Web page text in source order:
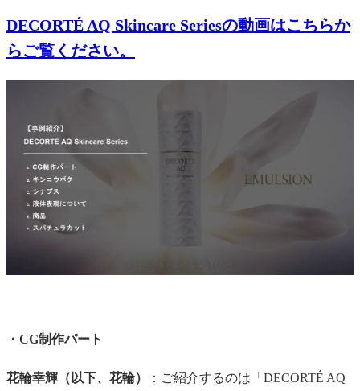
DECORTÉ AQ Skincare Seriesの動画はこちらか
らご覧ください。
・CG制作パート
花輪幸輝（以下、花輪）
：ご紹介するのは「DECORTÉ AQ